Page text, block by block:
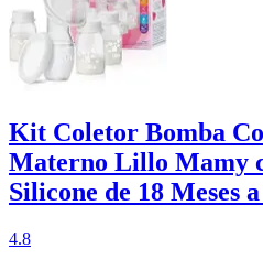
Kit Coletor Bomba
Materno Lillo Mamy
Silicone de 18 Meses
4.8